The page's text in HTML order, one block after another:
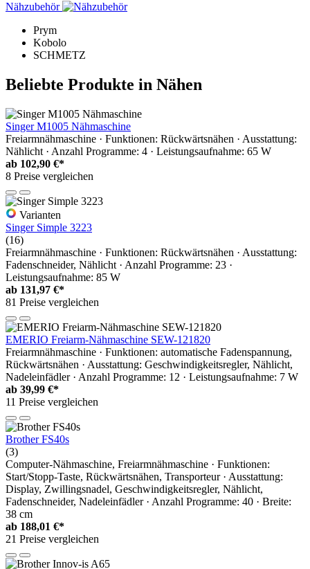
Nähzubehör
Prym
Kobolo
SCHMETZ
Beliebte Produkte in Nähen
Singer M1005 Nähmaschine
Freiarmnähmaschine · Funktionen: Rückwärtsnähen · Ausstattung:
Nählicht · Anzahl Programme: 4 · Leistungsaufnahme: 65 W
ab 102,90 €*
8 Preise vergleichen
Varianten
Singer Simple 3223
(16)
Freiarmnähmaschine · Funktionen: Rückwärtsnähen · Ausstattung:
Fadenschneider, Nählicht · Anzahl Programme: 23 ·
Leistungsaufnahme: 85 W
ab 131,97 €*
81 Preise vergleichen
EMERIO Freiarm-Nähmaschine SEW-121820
Freiarmnähmaschine · Funktionen: automatische Fadenspannung,
Rückwärtsnähen · Ausstattung: Geschwindigkeitsregler, Nählicht,
Nadeleinfädler · Anzahl Programme: 12 · Leistungsaufnahme: 7 W
ab 39,99 €*
11 Preise vergleichen
Brother FS40s
(3)
Computer-Nähmaschine, Freiarmnähmaschine · Funktionen:
Start/Stopp-Taste, Rückwärtsnähen, Transporteur · Ausstattung:
Display, Zwillingsnadel, Geschwindigkeitsregler, Nählicht,
Fadenschneider, Nadeleinfädler · Anzahl Programme: 40 · Breite:
38 cm
ab 188,01 €*
21 Preise vergleichen